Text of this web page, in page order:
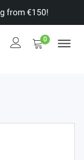
from €150!
0